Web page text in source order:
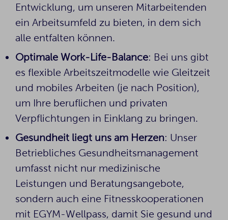
Entwicklung, um unseren Mitarbeitenden
ein Arbeitsumfeld zu bieten, in dem sich
alle entfalten können.
Optimale Work-Life-Balance: Bei uns gibt
es flexible Arbeitszeitmodelle wie Gleitzeit
und mobiles Arbeiten (je nach Position),
um Ihre beruflichen und privaten
Verpflichtungen in Einklang zu bringen.
Gesundheit liegt uns am Herzen: Unser
Betriebliches Gesundheitsmanagement
umfasst nicht nur medizinische
Leistungen und Beratungsangebote,
sondern auch eine Fitnesskooperationen
mit EGYM-Wellpass, damit Sie gesund und